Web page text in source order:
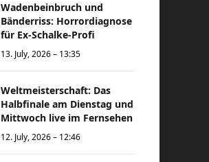
Wadenbeinbruch und
Bänderriss: Horrordiagnose
für Ex-Schalke-Profi
13. July, 2026 – 13:35
Weltmeisterschaft: Das
Halbfinale am Dienstag und
Mittwoch live im Fernsehen
12. July, 2026 – 12:46